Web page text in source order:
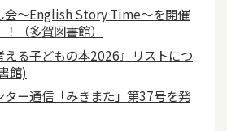
会～English Story Time～を開催
（多賀図書館）
える子どもの本2026』リストにつ
館)
ター通信「みきまた」第37号を発